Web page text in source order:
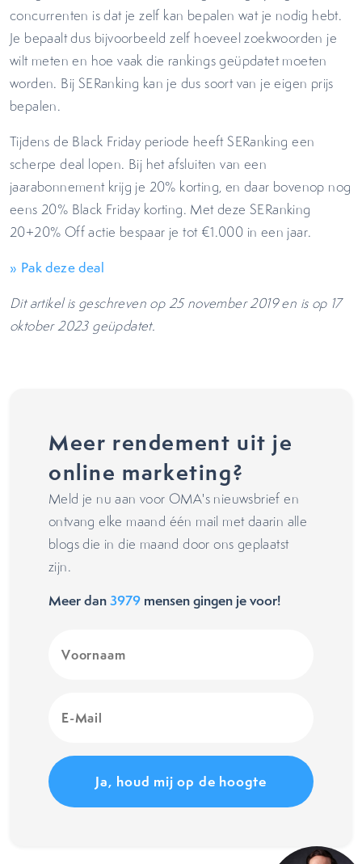
concurrenten is dat je zelf kan bepalen wat je nodig hebt.
Je bepaalt dus bijvoorbeeld zelf hoeveel zoekwoorden je
wilt meten en hoe vaak die rankings geüpdatet moeten
worden. Bij SERanking kan je dus soort van je eigen prijs
bepalen.
Tijdens de Black Friday periode heeft SERanking een
scherpe deal lopen. Bij het afsluiten van een
jaarabonnement krijg je 20% korting, en daar bovenop nog
eens 20% Black Friday korting. Met deze SERanking
20+20% Off actie bespaar je tot €1.000 in een jaar.
» Pak deze deal
Dit artikel is geschreven op 25 november 2019 en is op 17
oktober 2023 geüpdatet.
Meer rendement uit je
online marketing?
Meld je nu aan voor OMA's nieuwsbrief en
ontvang elke maand één mail met daarin alle
blogs die in die maand door ons geplaatst
zijn.
Meer dan3979 mensen gingen je voor!
(Vereist)
Mail